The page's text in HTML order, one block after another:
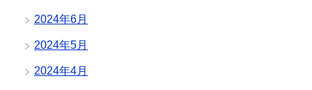
2024年6月
2024年5月
2024年4月